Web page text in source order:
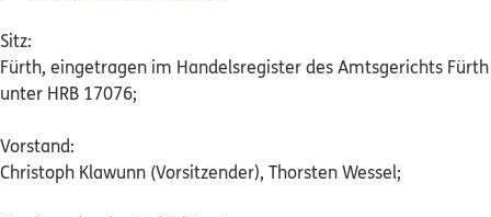
Sehen Sie auf einen Blick Ihre Versicherungen bei
ERGO, dem ERGO Rechtsschutz und der DKV.
Sitz:
Fürth, eingetragen im Handelsregister des Amtsgerichts Fürth
unter HRB 17076;
Vorstand:
Christoph Klawunn (Vorsitzender), Thorsten Wessel;